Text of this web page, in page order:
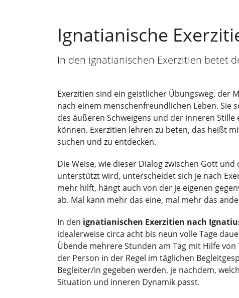
Ignatianische
In den ignatianischen Exerzitien betet
Exerzitien sind ein geistlicher Übungsweg, der
nach einem menschenfreundlichen Leben. Sie
des äußeren Schweigens und der inneren
können. Exerzitien lehren zu beten, das heißt
suchen und zu entdecken.
Die Weise, wie dieser Dialog zwischen Gott
unterstützt wird, unterscheidet sich je nach
mehr hilft, hängt auch von der je eigenen
ab. Mal kann mehr das eine, mal mehr das
In den ignatianischen Exerzitien nach
idealerweise circa acht bis neun volle Tage
Übende mehrere Stunden am Tag mit Hilfe von
der Person in der Regel im täglichen
Begleiter/in gegeben werden, je nachdem,
Situation und inneren Dynamik passt.